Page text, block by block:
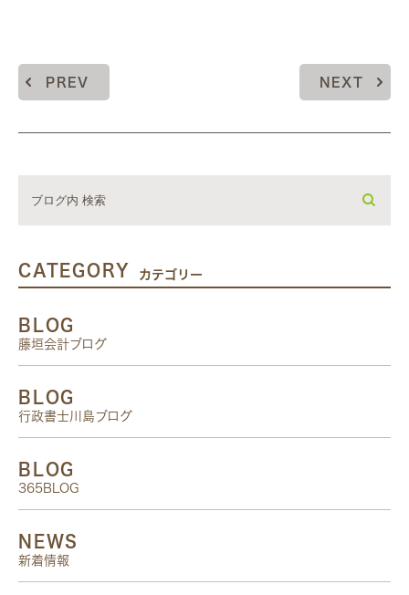
PREV NEXT
CATEGORY カテゴリー
BLOG
藤垣会計ブログ
BLOG
行政書士川島ブログ
BLOG
365BLOG
NEWS
新着情報